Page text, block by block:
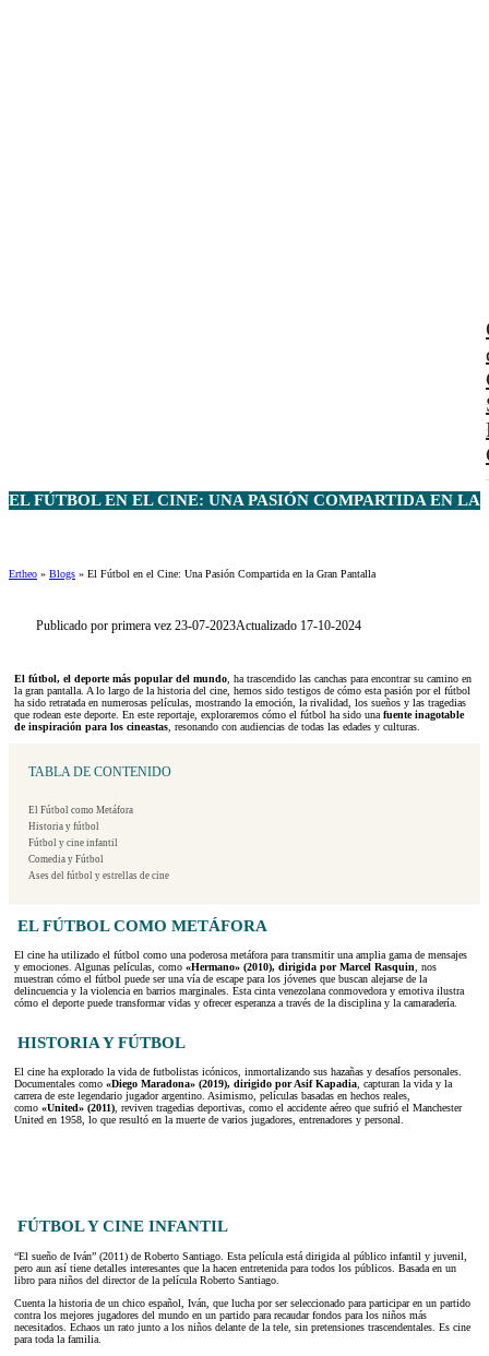
EL FÚTBOL EN EL CINE: UNA PASIÓN COMPARTIDA EN LA
Ertheo » Blogs » El Fútbol en el Cine: Una Pasión Compartida en la Gran Pantalla
Publicado por primera vez 23-07-2023Actualizado 17-10-2024
El fútbol, el deporte más popular del mundo, ha trascendido las canchas para encontrar su camino en
la gran pantalla. A lo largo de la historia del cine, hemos sido testigos de cómo esta pasión por el fútbol
ha sido retratada en numerosas películas, mostrando la emoción, la rivalidad, los sueños y las tragedias
que rodean este deporte. En este reportaje, exploraremos cómo el fútbol ha sido unafuente inagotable
de inspiración para los cineastas, resonando con audiencias de todas las edades y culturas.
TABLA DE CONTENIDO
El Fútbol como Metáfora
Historia y fútbol
Fútbol y cine infantil
Comedia y Fútbol
Ases del fútbol y estrellas de cine
EL FÚTBOL COMO METÁFORA
El cine ha utilizado el fútbol como una poderosa metáfora para transmitir una amplia gama de mensajes
y emociones. Algunas películas, como «Hermano» (2010), dirigida por Marcel Rasquin , nos
muestran cómo el fútbol puede ser una vía de escape para los jóvenes que buscan alejarse de la
delincuencia y la violencia en barrios marginales. Esta cinta venezolana conmovedora y emotiva ilustra
cómo el deporte puede transformar vidas y ofrecer esperanza a través de la disciplina y la camaradería.
HISTORIA Y FÚTBOL
El cine ha explorado la vida de futbolistas icónicos, inmortalizando sus hazañas y desafíos personales.
Documentales como «Diego Maradona» (2019), dirigido por Asif Kapadia , capturan la vida y la
carrera de este legendario jugador argentino. Asimismo, películas basadas en hechos reales,
como «United» (2011) , reviven tragedias deportivas, como el accidente aéreo que sufrió el Manchester
United en 1958, lo que resultó en la muerte de varios jugadores, entrenadores y personal.
FÚTBOL Y CINE INFANTIL
“El sueño de Iván” (2011) de Roberto Santiago. Esta película está dirigida al público infantil y juvenil,
pero aun así tiene detalles interesantes que la hacen entretenida para todos los públicos. Basada en un
libro para niños del director de la película Roberto Santiago.
Cuenta la historia de un chico español, Iván, que lucha por ser seleccionado para participar en un partido
contra los mejores jugadores del mundo en un partido para recaudar fondos para los niños más
necesitados. Echaos un rato junto a los niños delante de la tele, sin pretensiones trascendentales. Es cine
para toda la familia.